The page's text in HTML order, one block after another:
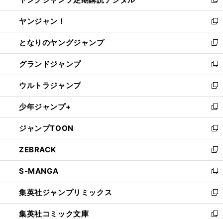
開
く
ウ
で
開
く
ウ
ィ
ン
ド
ウ
で
開
く
新
し
い
ウ
ィ
ン
ド
ウ
で
開
く
ヤンジャン！
新
し
い
ウ
ィ
ン
ド
ウ
で
開
く
となりのヤングジャンプ
新
し
い
ウ
ィ
ン
ド
ウ
で
開
く
グランドジャンプ
新
し
い
ウ
ィ
ン
ド
ウ
で
開
く
ウルトラジャンプ
新
し
い
ウ
ィ
ン
ド
ウ
で
開
く
少年ジャンプ+
新
し
い
ウ
ィ
ン
ド
ウ
で
開
く
ジャンプTOON
新
し
い
ウ
ィ
ン
ド
ウ
で
ZEBRACK
新
し
い
ウ
ィ
ン
ド
S-MANGA
新
し
い
ウ
ィ
集英社ジャンプリミックス
新
し
い
集英社コミック文庫 新